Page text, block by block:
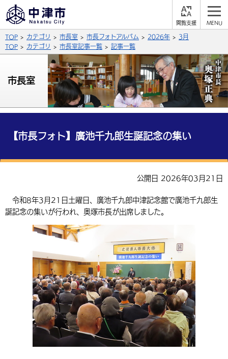
支
背景色
青 白
文字の大きさ
拡大 標準 縮小
言語を選択
英語（English）
韓国語（한국어）
組織案内
公式SNS
X (Twitter) YouTube
サイト内検索
総合メニュー
保険・年金
福祉・介護 健康・予防
税金 住宅・インフラ
生涯学習・スポーツ・人権
外国人の方向け情報
入札・契約 産業・雇用
子育て・教育
健康・医療
相談・支援・情報 計画・施策
スポットを探す
遊ぶ・体験する グルメ・食べる
買う・おみやげ 四季のイベント・祭り
移住・定住
中津市について 市役所の紹介
地方創生・地域活性化 広報・広聴
行政・計画
TOP カテゴリ 市長室 市長フォトアルバム 2026年
3月
TOP
カテゴリ 市長室記事一覧 記事一覧
市長室
【市長フォト】廣池千九郎生誕記念の集い
公開日 2026年03月21日
令和8年3月21日土曜日、廣池千九郎中津記念館で廣池千九郎生
誕記念の集いが行われ、奥塚市長が出席しました。